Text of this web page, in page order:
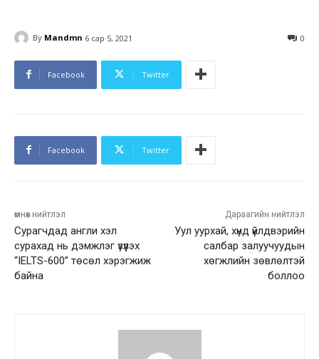
By Mandmn 6 сар 5, 2021 0
Facebook Twitter
Facebook Twitter
өмнөх нийтлэл
Сурагчдад англи хэл
сурахад нь дэмжлэг үзүүлэх
“IELTS-600” төсөл хэрэгжиж
байна
Дараагийн нийтлэл
Уул уурхай, хүнд үйлдвэрийн
салбар залуучуудын
хөгжлийн зөвлөлтэй
боллоо